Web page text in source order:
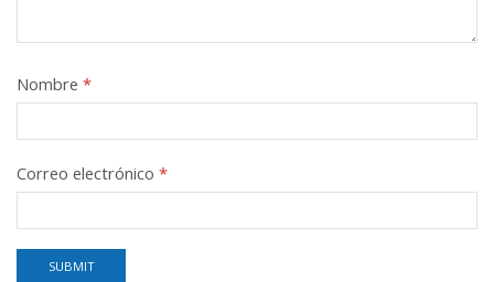
Nombre *
Correo electrónico *